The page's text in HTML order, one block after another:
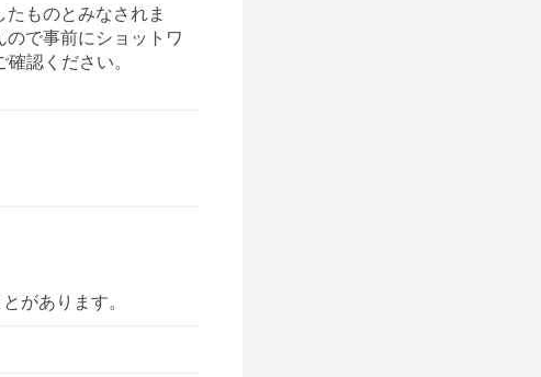
ものとみなされま
で事前にショットワ
認ください。
があります。